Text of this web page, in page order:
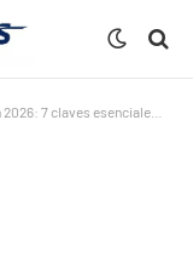
de la extensión hasta el fin de las negociaciones